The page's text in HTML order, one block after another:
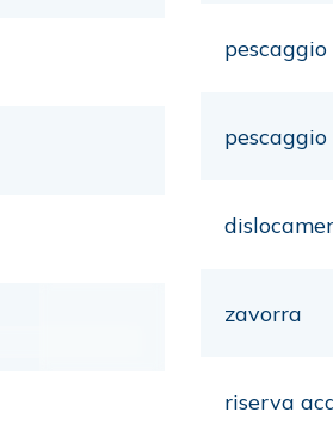
zavorra
riserva